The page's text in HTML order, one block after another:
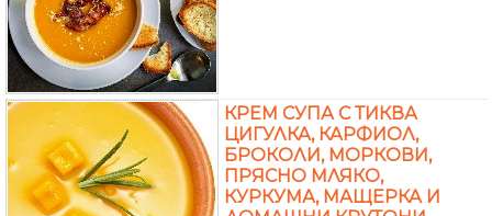
КРЕМ СУПА С ТИКВА
ЦИГУЛКА, КАРФИОЛ,
БРОКОЛИ, МОРКОВИ,
ПРЯСНО МЛЯКО,
КУРКУМА, МАЩЕРКА И